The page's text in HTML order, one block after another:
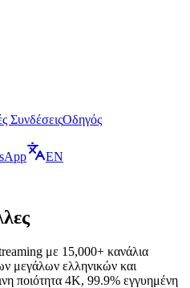
ΣυνδέσειςΟδηγός
EN
με 15,000+ κανάλια
μεγάλων ελληνικών και
ποιότητα 4K, 99.9% εγγυημένη